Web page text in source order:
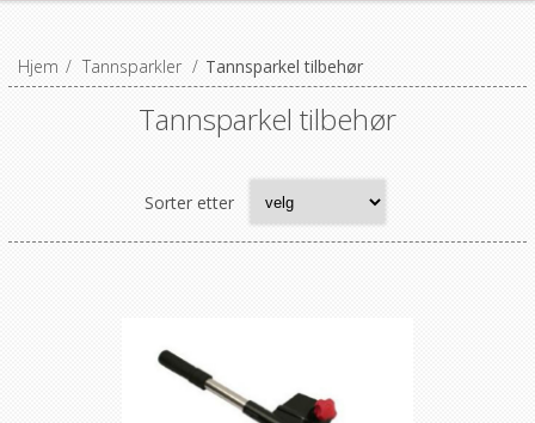
Hjem / Tannsparkler / Tannsparkel tilbehør
Tannsparkel tilbehør
Sorter etter